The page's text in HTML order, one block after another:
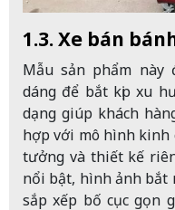
1.3. Xe bán
Mẫu sản phẩm này
dáng để bắt kịp xu
dạng giúp khách
hợp với mô hình kinh
tưởng và thiết kế
nổi bật, hình ảnh bắt
sắp xếp bố cục gọn